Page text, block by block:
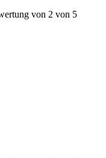
von 2 von 5